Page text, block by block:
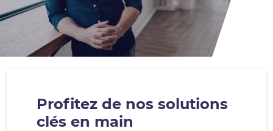
Profitez de nos solutions
clés en main